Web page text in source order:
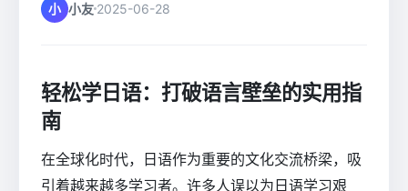
小 小友 2025-06-28
轻松学日语：打破语言壁垒的实用指
南
在全球化时代，日语作为重要的文化交流桥梁，吸
引着越来越多学习者。许多人误以为日语学习艰